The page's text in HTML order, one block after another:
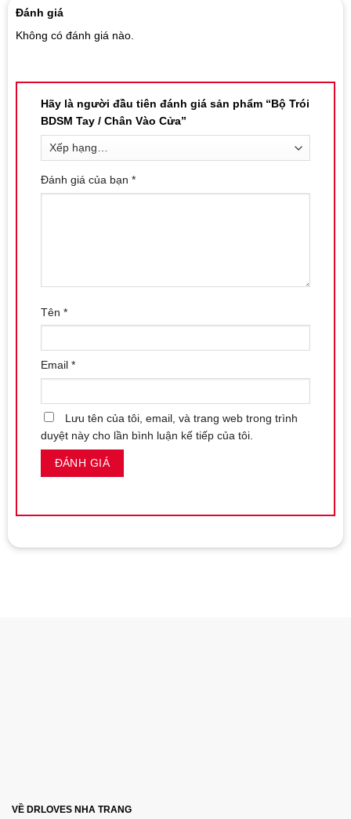
Đánh giá
Không có đánh giá nào.
Hãy là người đầu tiên đánh giá sản phẩm “Bộ Trói
BDSM Tay / Chân Vào Cửa”
Đánh giá của bạn *
Tên *
Email *
Lưu tên của tôi, email, và trang web trong trình
duyệt này cho lần bình luận kế tiếp của tôi.
VỀ DRLOVES NHA TRANG